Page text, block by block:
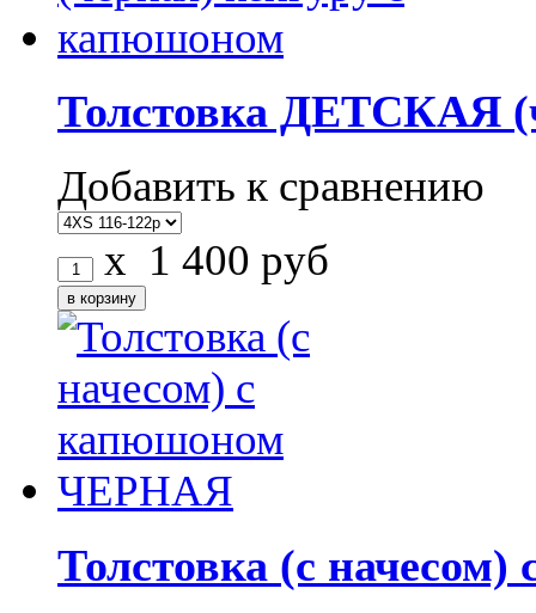
Толстовка ДЕТСКАЯ
Добавить к сравнению
x 1 400 руб
Толстовка (с